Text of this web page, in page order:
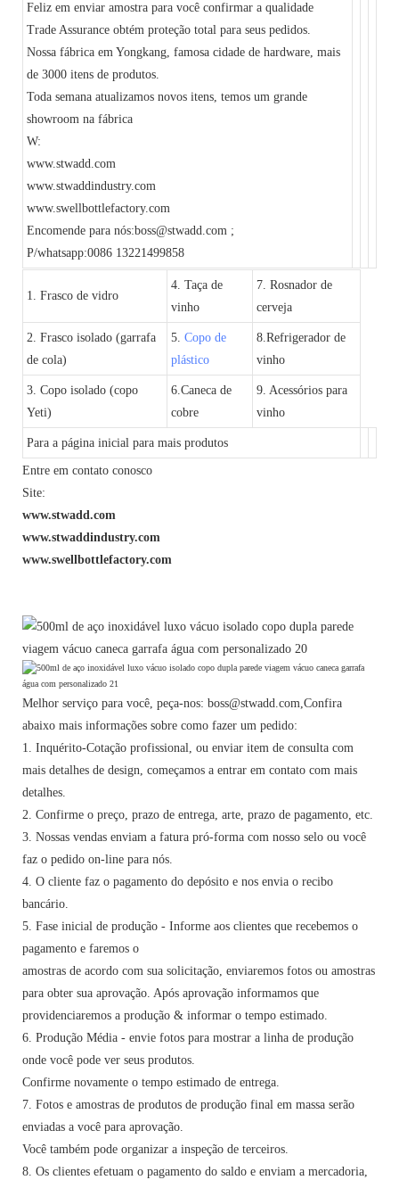
Feliz em enviar amostra para você confirmar a qualidade
Trade Assurance obtém proteção total para seus pedidos.
Nossa fábrica em Yongkang, famosa cidade de hardware, mais
de 3000 itens de produtos.
Toda semana atualizamos novos itens, temos um grande
showroom na fábrica
W:
www.stwadd.com
www.stwaddindustry.com
www.swellbottlefactory.com
Encomende para nós:boss@stwadd.com ;
P/whatsapp:0086 13221499858
1. Frasco de vidro
4. Taça de
vinho
7. Rosnador de
cerveja
2. Frasco isolado (garrafa
de cola)
5. Copo de
plástico
8.Refrigerador de
vinho
3. Copo isolado (copo
Yeti)
6.Caneca de
cobre
9. Acessórios para
vinho
Para a página inicial para mais produtos
Entre em contato conosco
Site:
www.stwadd.com
www.stwaddindustry.com
www.swellbottlefactory.com
Melhor serviço para você, peça-nos: boss@stwadd.com,Confira
abaixo mais informações sobre como fazer um pedido:
1. Inquérito-Cotação profissional, ou enviar item de consulta com
mais detalhes de design, começamos a entrar em contato com mais
detalhes.
2. Confirme o preço, prazo de entrega, arte, prazo de pagamento, etc.
3. Nossas vendas enviam a fatura pró-forma com nosso selo ou você
faz o pedido on-line para nós.
4. O cliente faz o pagamento do depósito e nos envia o recibo
bancário.
5. Fase inicial de produção - Informe aos clientes que recebemos o
pagamento e faremos o
amostras de acordo com sua solicitação, enviaremos fotos ou amostras
para obter sua aprovação. Após aprovação informamos que
providenciaremos a produção & informar o tempo estimado.
6. Produção Média - envie fotos para mostrar a linha de produção
onde você pode ver seus produtos.
Confirme novamente o tempo estimado de entrega.
7. Fotos e amostras de produtos de produção final em massa serão
enviadas a você para aprovação.
Você também pode organizar a inspeção de terceiros.
8. Os clientes efetuam o pagamento do saldo e enviam a mercadoria,